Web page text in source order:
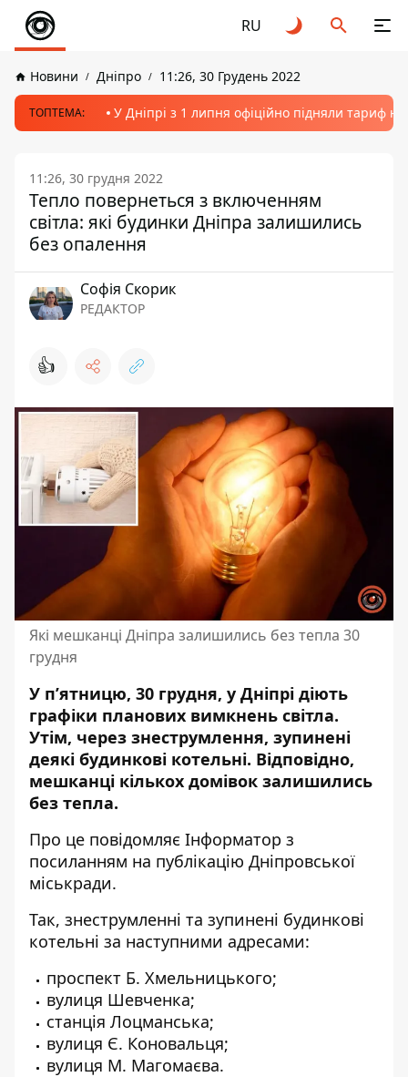
RU
Новини Дніпро 11:26, 30 Грудень 2022
ТОПТЕМА: У Дніпрі з 1 липня офіційно підняли тариф
11:26, 30 грудня 2022
Тепло повернеться з включенням
світла: які будинки Дніпра залишились
без опалення
Софія Скорик
РЕДАКТОР
👍
Які мешканці Дніпра залишились без тепла 30
грудня
У п’ятницю, 30 грудня, у Дніпрі діють
графіки планових вимкнень світла.
Утім, через знеструмлення, зупинені
деякі будинкові котельні. Відповідно,
мешканці кількох домівок залишились
без тепла.
Про це повідомляє Інформатор з
посиланням на публікацію Дніпровської
міськради.
Так, знеструмленні та зупинені будинкові
котельні за наступними адресами:
проспект Б. Хмельницького;
вулиця Шевченка;
станція Лоцманська;
вулиця Є. Коновальця;
вулиця М. Магомаєва.